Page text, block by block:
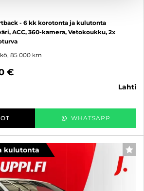
- 6 kk korotonta ja kulutonta
ACC, 360-kamera, Vetokoukku, 2x
85 000 km
€
lahti
WHATSAPP
kulutonta